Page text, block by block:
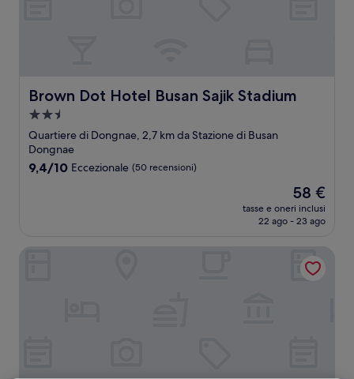
Brown Dot Hotel Busan Sajik Stadium
Brown Dot Hotel Busan Sajik Stadium
Struttura
a
2.5
stelle
Quartiere di Dongnae, 2,7 km da Stazione di Busan
Dongnae
9.4
9,4/10 Eccezionale (50 recensioni)
Il
prezzo
attuale
58 €
58 €
tasse e oneri inclusi
22 ago - 23 ago